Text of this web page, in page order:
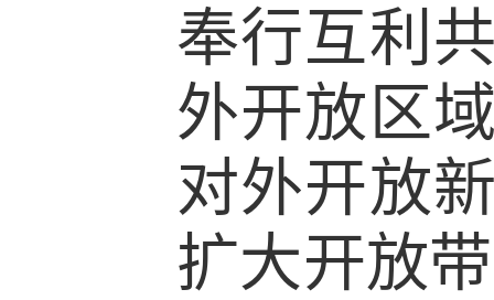
奉行互利
外开放区
对外开放
扩大开放